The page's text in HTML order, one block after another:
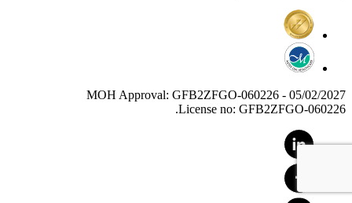
MOH Approval: GFB2ZFGO-060226 - 05/02/2027
License no: GFB2ZFGO-060226.